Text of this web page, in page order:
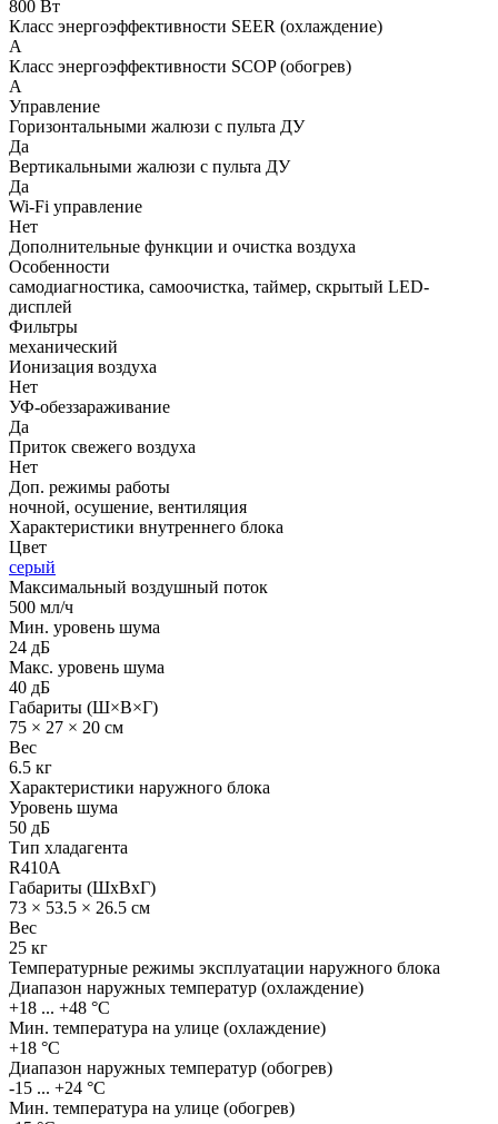
800 Вт
Класс энергоэффективности SEER (охлаждение)
A
Класс энергоэффективности SCOP (обогрев)
A
Управление
Горизонтальными жалюзи с пульта ДУ
Да
Вертикальными жалюзи с пульта ДУ
Да
Wi-Fi управление
Нет
Дополнительные функции и очистка воздуха
Особенности
самодиагностика, самоочистка, таймер, скрытый LED-
дисплей
Фильтры
механический
Ионизация воздуха
Нет
УФ-обеззараживание
Да
Приток свежего воздуха
Нет
Доп. режимы работы
ночной, осушение, вентиляция
Характеристики внутреннего блока
Цвет
серый
Максимальный воздушный поток
500 мл/ч
Мин. уровень шума
24 дБ
Макс. уровень шума
40 дБ
Габариты (Ш×В×Г)
75 × 27 × 20 см
Вес
6.5 кг
Характеристики наружного блока
Уровень шума
50 дБ
Тип хладагента
R410A
Габариты (ШхВхГ)
73 × 53.5 × 26.5 см
Вес
25 кг
Температурные режимы эксплуатации наружного блока
Диапазон наружных температур (охлаждение)
+18 ... +48 °С
Мин. температура на улице (охлаждение)
+18 °С
Диапазон наружных температур (обогрев)
-15 ... +24 °С
Мин. температура на улице (обогрев)